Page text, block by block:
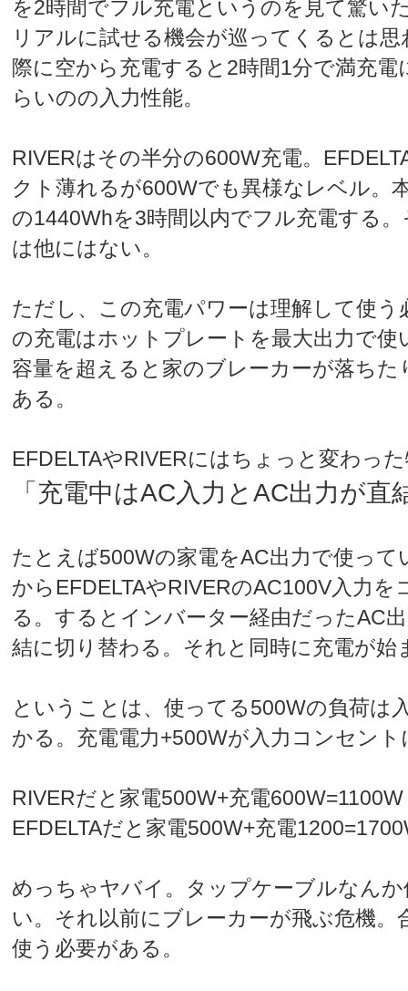
を2時間でフル充電というのを見て驚い
リアルに試せる機会が巡ってくるとは
際に空から充電すると2時間1分で満充
らいのの入力性能。
RIVERはその半分の600W充電。
クト薄れるが600Wでも異様なレベル。
の1440Whを3時間以内でフル充電する
は他にはない。
ただし、この充電パワーは理解して使う
の充電はホットプレートを最大出力で使
容量を超えると家のブレーカーが落ち
ある。
EFDELTAやRIVERにはちょっと変わっ
「充電中はAC入力とAC出力が直
たとえば500Wの家電をAC出力で使っ
からEFDELTAやRIVERのAC100V入力
る。するとインバーター経由だったAC
結に切り替わる。それと同時に充電が始
ということは、使ってる500Wの負荷は
かる。充電電力+500Wが入力コンセン
RIVERだと家電500W+充電600W=1100W
EFDELTAだと家電500W+充電
めっちゃヤバイ。タップケーブルなん
い。それ以前にブレーカーが飛ぶ危機。
使う必要がある。